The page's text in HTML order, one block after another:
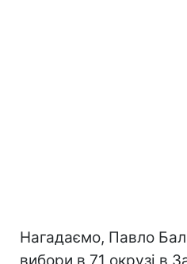
Нагадаємо, Павло